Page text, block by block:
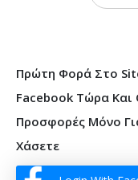
Πρώτη Φορά Στο
Facebook Τώρα Και
Προσφορές Μόνο
Χάσετε